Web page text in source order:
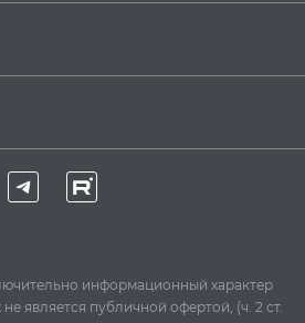
информационный характер
является публичной офертой, (ч. 2 ст.